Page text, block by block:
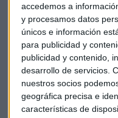
accedemos a
y procesamos datos
únicos e información
para publicidad y
publicidad y contenido,
desarrollo de servicios.
nuestros socios
geográfica precisa e
características de
Por detrás, también con
Siemens Gamesa, que
India para el suministro
Por el contrario,
que le ha llevado a un
Tampoco han
(-0,49%), ArcelorMittal (-